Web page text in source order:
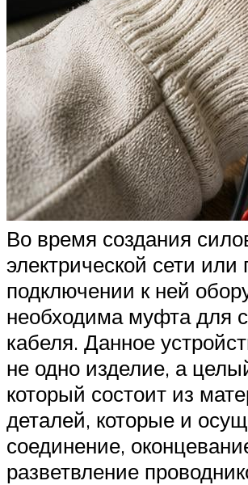
Во время создания
электрической сети или
подключении к ней
необходима муфта для
кабеля. Данное
не одно изделие, а
который состоит из
деталей, которые и
соединение,
разветвление